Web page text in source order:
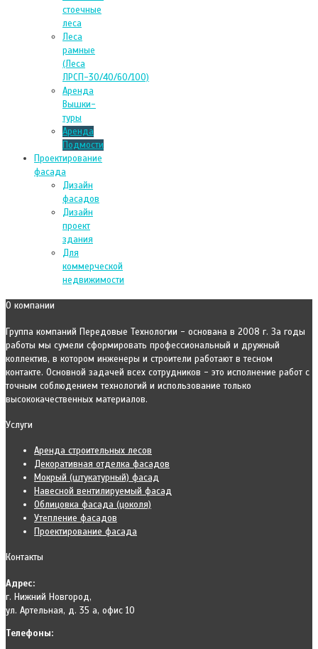
стоечные
леса
Леса
рамные
(Леса
ЛРСП-30/40/60/100)
Аренда
Вышки-
туры
Аренда
Подмости
Проектирование
фасада
Дизайн
фасадов
Дизайн
проект
здания
Для
коммерческой
недвижимости
О компании
Группа компаний Передовые Технологии - основана в 2008 г. За годы
работы мы сумели сформировать профессиональный и дружный
коллектив, в котором инженеры и строители работают в тесном
контакте. Основной задачей всех сотрудников - это исполнение работ с
точным соблюдением технологий и использование только
высококачественных материалов.
Услуги
Аренда строительных лесов
Декоративная отделка фасадов
Мокрый (штукатурный) фасад
Навесной вентилируемый фасад
Облицовка фасада (цоколя)
Утепление фасадов
Проектирование фасада
Контакты
Адрес:
г. Нижний Новгород,
ул. Артельная, д. 35 а, офис 10
Телефоны: